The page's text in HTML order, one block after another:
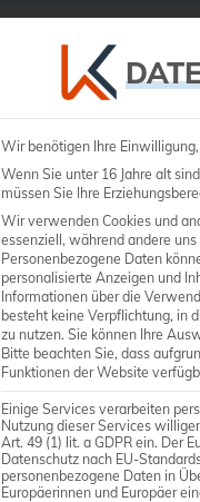
Ultraschall
Wir benötigen Ihre
Wenn Sie unter 16 Jahre alt
müssen Sie Ihre
Wir verwenden Cookies und
essenziell, während andere
Personenbezogene Daten
personalisierte Anzeigen und
Informationen über die
besteht keine Verpflichtung, in
zu nutzen. Sie können Ihre
Bitte beachten Sie, dass
Funktionen der Website
Einige Services verarbeiten
Nutzung dieser Services
Art. 49 (1) lit. a GDPR ein. Der
Datenschutz nach EU-
personenbezogene Daten in
Europäerinnen und Europäer